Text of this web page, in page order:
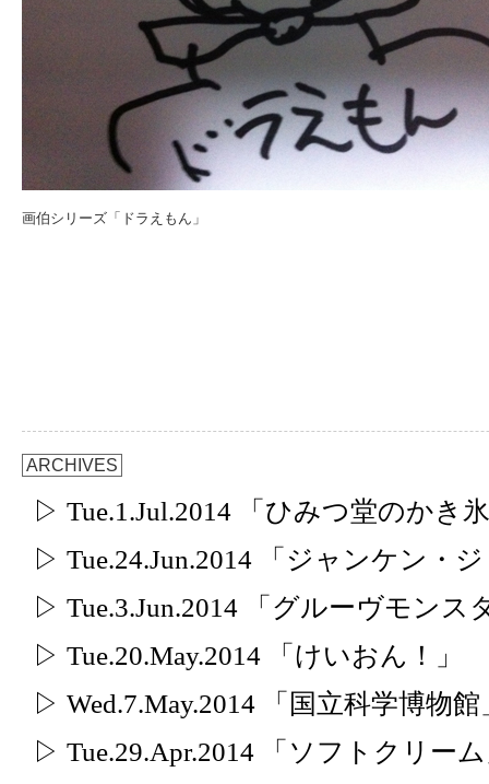
画伯シリーズ「ドラえもん」
ARCHIVES
▷ Tue.1.Jul.2014 「ひみつ堂のかき
▷ Tue.24.Jun.2014 「ジャンケン・
▷ Tue.3.Jun.2014 「グルーヴモンス
▷ Tue.20.May.2014 「けいおん！」
▷ Wed.7.May.2014 「国立科学博物館
▷ Tue.29.Apr.2014 「ソフトクリー